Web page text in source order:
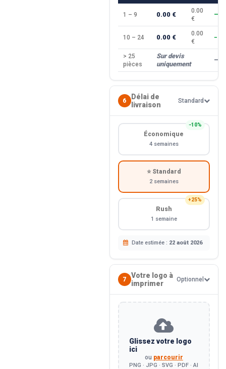
1 – 9 0.00 €
0.00
€
—
10 – 24 0.00 €
0.00
€
> 25
pièces
Sur devis
uniquement
—
6
Délai de
livraison
Standard
−10%
Économique
4 semaines
⭐ Standard
2 semaines
+25%
Rush
1 semaine
Date estimée : 22 août 2026
7
Votre logo à
imprimer
Optionnel
Glissez votre logo
ici
ou parcourir
PNG · JPG · SVG · PDF · AI